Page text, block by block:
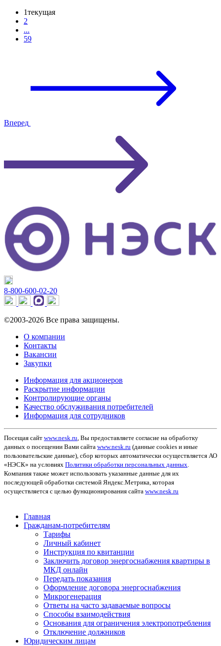
1текущая
2
...
59
Вперед
8-800-600-02-20
©2003-2026 Все права защищены.
О компании
Контакты
Вакансии
Закупки
Информация для акционеров
Раскрытие информации
Контролирующие органы
Качество обслуживания потребителей
Информация для сотрудников
Посещая сайт www.nesk.ru , Вы предоставляете согласие на обработку
данных о посещении Вами сайта www.nesk.ru (данные cookies и иные
пользовательские данные), сбор которых автоматически осуществляется АО
«НЭСК» на условиях Политики обработки персональных данных
Компания также может использовать указанные данные для их
последующей обработки системой Яндекс.Метрика, которая
осуществляется с целью функционирования сайта www.nesk.ru
Главная
Гражданам-потребителям
Тарифы
Личный кабинет
Инструкция по квитанции
Заключить договор энергоснабжения квартиры в
МКД онлайн
Передать показания
Оформление договора энергоснабжения
Микрогенерация
Ответы на часто задаваемые вопросы
Способы взаимодействия
Основания для ограничения электропотребления
Отключение должников
Юридическим лицам